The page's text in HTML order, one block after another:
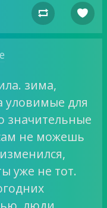
 
зима,
уловимые для
значительные
не можешь
уже не тот.